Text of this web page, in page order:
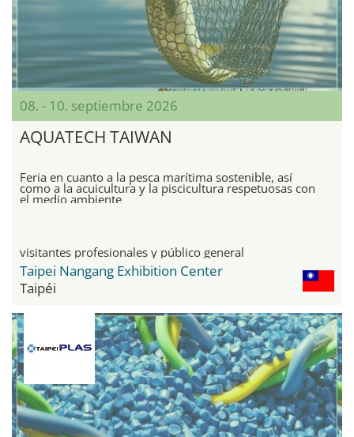
08. - 10. septiembre 2026
AQUATECH TAIWAN
Feria en cuanto a la pesca marítima sostenible, así
como a la acuicultura y la piscicultura respetuosas con
el medio ambiente
visitantes profesionales y público general
Taipei Nangang Exhibition Center
Taipéi